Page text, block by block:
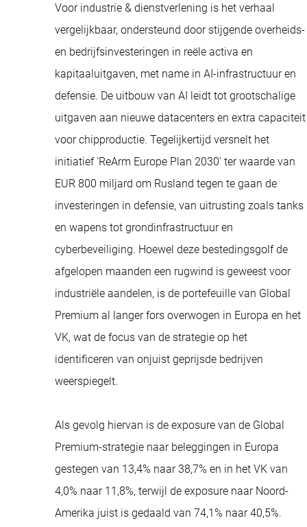
Voor industrie & dienstverlening is het verhaal
vergelijkbaar, ondersteund door stijgende overheids-
en bedrijfsinvesteringen in reële activa en
kapitaaluitgaven, met name in AI-infrastructuur en
defensie. De uitbouw van AI leidt tot grootschalige
uitgaven aan nieuwe datacenters en extra capaciteit
voor chipproductie. Tegelijkertijd versnelt het
initiatief 'ReArm Europe Plan 2030' ter waarde van
EUR 800 miljard om Rusland tegen te gaan de
investeringen in defensie, van uitrusting zoals tanks
en wapens tot grondinfrastructuur en
cyberbeveiliging. Hoewel deze bestedingsgolf de
afgelopen maanden een rugwind is geweest voor
industriële aandelen, is de portefeuille van Global
Premium al langer fors overwogen in Europa en het
VK, wat de focus van de strategie op het
identificeren van onjuist geprijsde bedrijven
weerspiegelt.
Als gevolg hiervan is de exposure van de Global
Premium-strategie naar beleggingen in Europa
gestegen van 13,4% naar 38,7% en in het VK van
4,0% naar 11,8%, terwijl de exposure naar Noord-
Amerika juist is gedaald van 74,1% naar 40,5%.